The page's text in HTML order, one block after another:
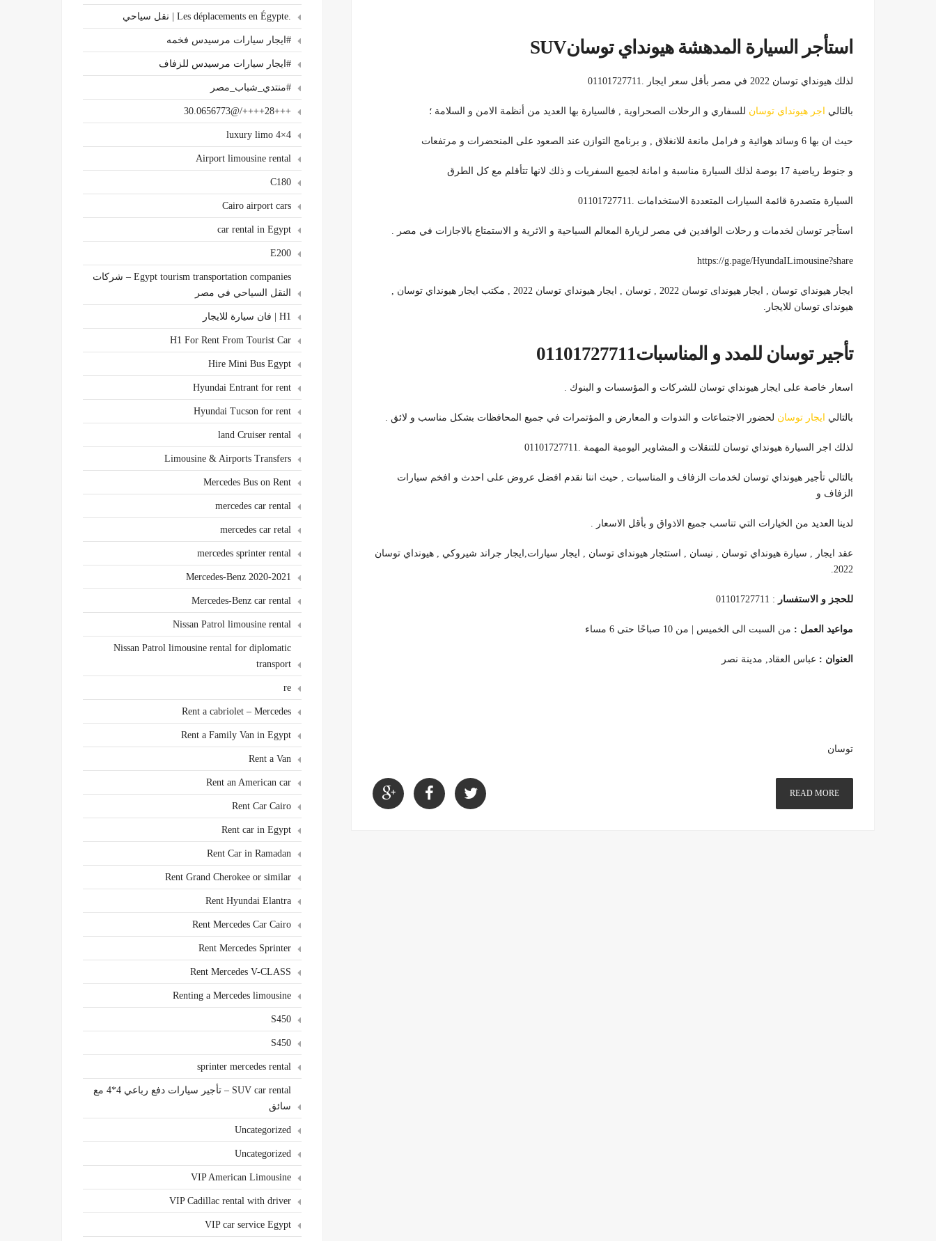
استأجر السيارة المدهشة هيونداي توسانSUV
لذلك هيونداي توسان 2022 في مصر بأقل سعر ايجار .01101727711
بالتالي اجر هيونداي توسان للسفاري و الرحلات الصحراوية , فالسيارة بها العديد من أنظمة الامن و السلامة ؛
حيث ان بها 6 وسائد هوائية و فرامل مانعة للانغلاق , و برنامج التوازن عند الصعود على المنحضرات و مرتفعات
و جنوط رياضية 17 بوصة لذلك السيارة مناسبة و امانة لجميع السفريات و ذلك لانها تتأقلم مع كل الطرق
السيارة متصدرة قائمة السيارات المتعددة الاستخدامات .01101727711
استأجر توسان لخدمات و رحلات الوافدين في مصر لزيارة المعالم السياحية و الاثرية و الاستمتاع بالاجازات في مصر .
https://g.page/HyundaILimousine?share
ايجار هيونداي توسان , ايجار هيونداى توسان 2022 , توسان , ايجار هيونداي توسان 2022 , مكتب ايجار هيونداي توسان ,
هيونداى توسان للايجار.
تأجير توسان للمدد و المناسبات01101727711
اسعار خاصة على ايجار هيونداي توسان للشركات و المؤسسات و البنوك .
بالتالي ايجار توسان لحضور الاجتماعات و الندوات و المعارض و المؤتمرات في جميع المحافظات بشكل مناسب و لائق .
لذلك اجر السيارة هيونداي توسان للتنقلات و المشاوير اليومية المهمة .01101727711
بالتالي تأجير هيونداي توسان لخدمات الزفاف و المناسبات , حيث اننا نقدم افضل عروض على احدث و افخم سيارات
الزفاف و
لدينا العديد من الخيارات التي تناسب جميع الاذواق و بأقل الاسعار .
عقد ايجار , سيارة هيونداي توسان , نيسان , استئجار هيونداى توسان , ايجار سيارات,ايجار جراند شيروكي , هيونداي توسان
2022.
للحجز و الاستفسار : 01101727711
مواعيد العمل : من السبت الى الخميس | من 10 صباحًا حتى 6 مساء
العنوان : عباس العقاد, مدينة نصر
توسان
READ MORE
.Les déplacements en Égypte | نقل سياحي
#ايجار سيارات مرسيدس فخمه
#ايجار سيارات مرسيدس للزفاف
#منتدي_شباب_مصر
+++28++++/@30.0656773
4×4 luxury limo
Airport limousine rental
C180
Cairo airport cars
car rental in Egypt
E200
Egypt tourism transportation companies – شركات
النقل السياحي في مصر
H1 | فان سيارة للايجار
H1 For Rent From Tourist Car
Hire Mini Bus Egypt
Hyundai Entrant for rent
Hyundai Tucson for rent
land Cruiser rental
Limousine & Airports Transfers
Mercedes Bus on Rent
mercedes car rental
mercedes car retal
mercedes sprinter rental
Mercedes-Benz 2020-2021
Mercedes-Benz car rental
Nissan Patrol limousine rental
Nissan Patrol limousine rental for diplomatic
transport
re
Rent a cabriolet – Mercedes
Rent a Family Van in Egypt
Rent a Van
Rent an American car
Rent Car Cairo
Rent car in Egypt
Rent Car in Ramadan
Rent Grand Cherokee or similar
Rent Hyundai Elantra
Rent Mercedes Car Cairo
Rent Mercedes Sprinter
Rent Mercedes V-CLASS
Renting a Mercedes limousine
S450
S450
sprinter mercedes rental
SUV car rental – تأجير سيارات دفع رباعي 4*4 مع
سائق
Uncategorized
Uncategorized
VIP American Limousine
VIP Cadillac rental with driver
VIP car service Egypt